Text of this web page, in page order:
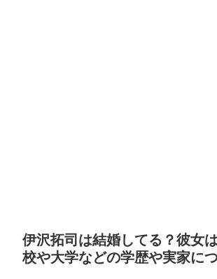
伊沢拓司は結婚してる？彼女
校や大学などの学歴や実家に